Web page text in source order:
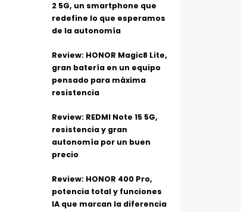
2 5G, un smartphone que
redefine lo que esperamos
de la autonomía
Review: HONOR Magic8 Lite,
gran batería en un equipo
pensado para máxima
resistencia
Review: REDMI Note 15 5G,
resistencia y gran
autonomía por un buen
precio
Review: HONOR 400 Pro,
potencia total y funciones
IA que marcan la diferencia